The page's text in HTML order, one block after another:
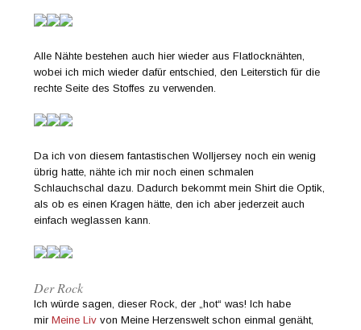
Alle Nähte bestehen auch hier wieder aus Flatlocknähten,
wobei ich mich wieder dafür entschied, den Leiterstich für die
rechte Seite des Stoffes zu verwenden.
Da ich von diesem fantastischen Wolljersey noch ein wenig
übrig hatte, nähte ich mir noch einen schmalen
Schlauchschal dazu. Dadurch bekommt mein Shirt die Optik,
als ob es einen Kragen hätte, den ich aber jederzeit auch
einfach weglassen kann.
Der Rock
Ich würde sagen, dieser Rock, der „hot“ was! Ich habe
mirMeine Liv von Meine Herzenswelt schon einmal genäht,